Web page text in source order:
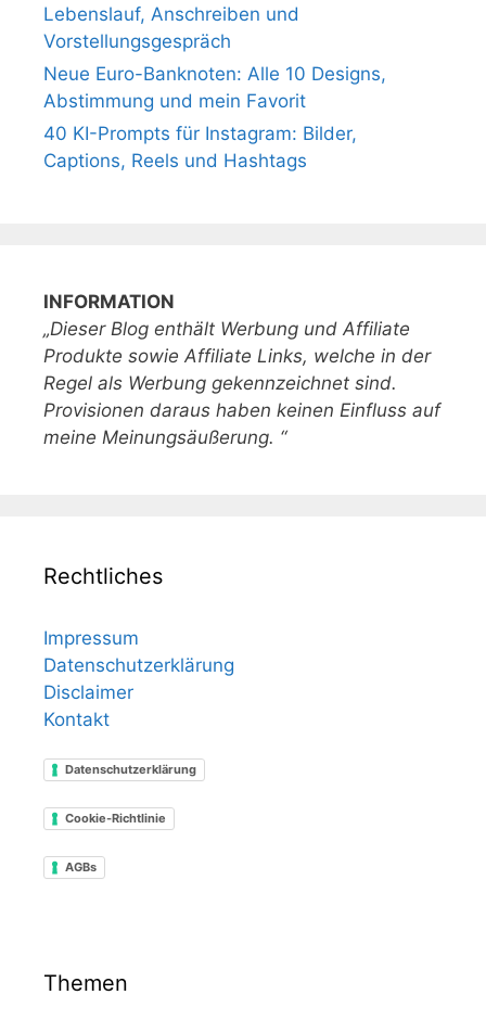
Lebenslauf, Anschreiben und
Vorstellungsgespräch
Neue Euro-Banknoten: Alle 10 Designs,
Abstimmung und mein Favorit
40 KI-Prompts für Instagram: Bilder,
Captions, Reels und Hashtags
INFORMATION
„Dieser Blog enthält Werbung und Affiliate
Produkte sowie Affiliate Links, welche in der
Regel als Werbung gekennzeichnet sind.
Provisionen daraus haben keinen Einfluss auf
meine Meinungsäußerung. “
Rechtliches
Impressum
Datenschutzerklärung
Disclaimer
Kontakt
Datenschutzerklärung
Cookie-Richtlinie
AGBs
Themen